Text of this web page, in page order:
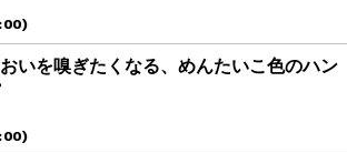
いを嗅ぎたくなる、めんたいこ色のハン